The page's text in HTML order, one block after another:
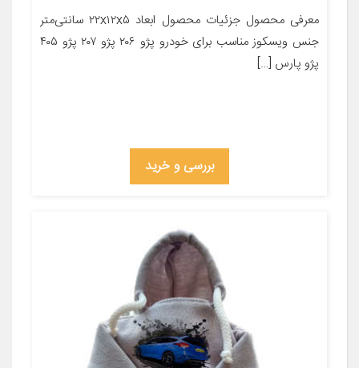
معرفی محصول جزئیات محصول ابعاد ۲۲x۱۲x۵ سانتی‌متر
جنس ویسکوز مناسب برای خودرو پژو ۲۰۶ پژو ۲۰۷ پژو ۴۰۵
پژو پارس […]
بررسی و خرید